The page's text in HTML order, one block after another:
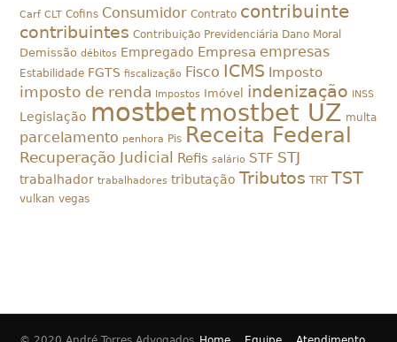
Carf CLT Cofins Consumidor Contrato contribuinte
contribuintes Contribuição Previdenciária Dano Moral
Demissão débitos Empregado Empresa empresas
Estabilidade FGTS fiscalização Fisco ICMS Imposto
imposto de renda Impostos Imóvel indenização INSS
Legislação mostbetmostbet UZ multa
parcelamento penhora Pis Receita Federal
Recuperação Judicial Refis salário STF STJ
trabalhador trabalhadores tributação Tributos TRT TST
vulkan vegas